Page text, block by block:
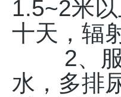
1.5~2米
十天，辐
2、服
水，多排